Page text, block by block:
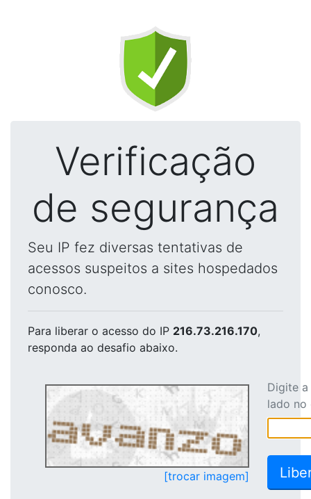
Verificação
de segurança
Seu IP fez diversas tentativas de
acessos suspeitos a sites hospedados
conosco.
Para liberar o acesso do IP 216.73.216.170,
responda ao desafio abaixo.
[trocar imagem]
Digite
lado no